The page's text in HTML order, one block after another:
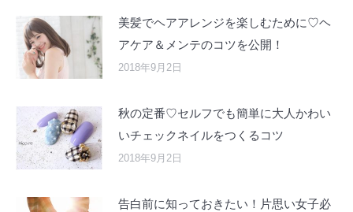
美髪でヘアアレンジを楽しむために♡ヘ
アケア＆メンテのコツを公開！
2018年9月2日
秋の定番♡セルフでも簡単に大人かわい
いチェックネイルをつくるコツ
2018年9月2日
告白前に知っておきたい！片思い女子必